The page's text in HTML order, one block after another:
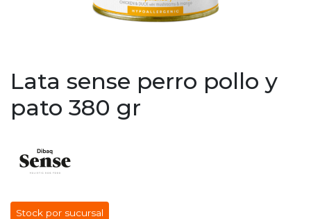
Lata sense perro pollo y
pato 380 gr
Stock por sucursal